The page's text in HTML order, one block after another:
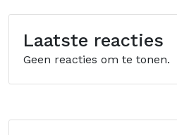
Laatste reacties
Geen reacties om te tonen.